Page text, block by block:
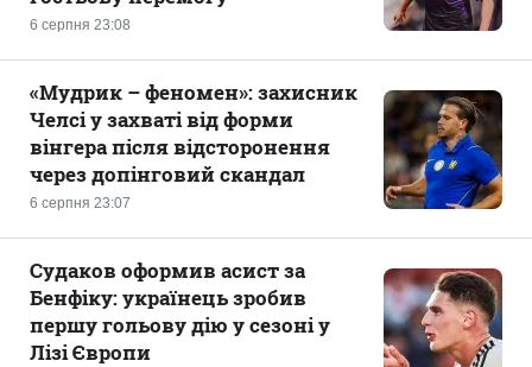
6 серпня 23:08
6 серпня 23:07
«Мудрик – феномен»: захисник
Челсі у захваті від форми
вінгера після відсторонення
через допінговий скандал
Судаков оформив асист за
Бенфіку: українець зробив
першу гольову дію у сезоні у
Лізі Європи